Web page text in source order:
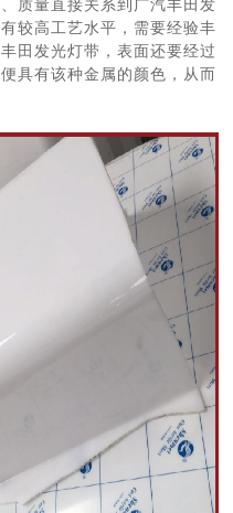
质量直接关系到广汽丰田发
较高工艺水平，需要经验丰
田发光灯带，表面还要经过
具有该种金属的颜色，从而